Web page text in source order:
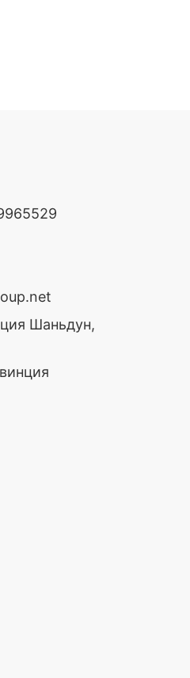
Шаньдун,